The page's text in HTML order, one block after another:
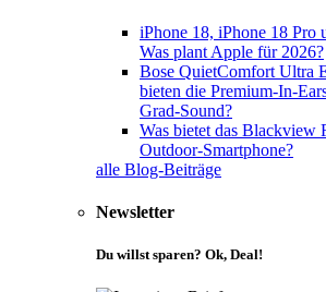
iPhone 18, iPhone 18 Pro
Was plant Apple für 2026?
Bose QuietComfort Ultra
bieten die Premium-In-
Grad-Sound?
Was bietet das Blackview
Outdoor-Smartphone?
alle Blog-Beiträge
Newsletter
Du willst sparen? Ok, Deal!